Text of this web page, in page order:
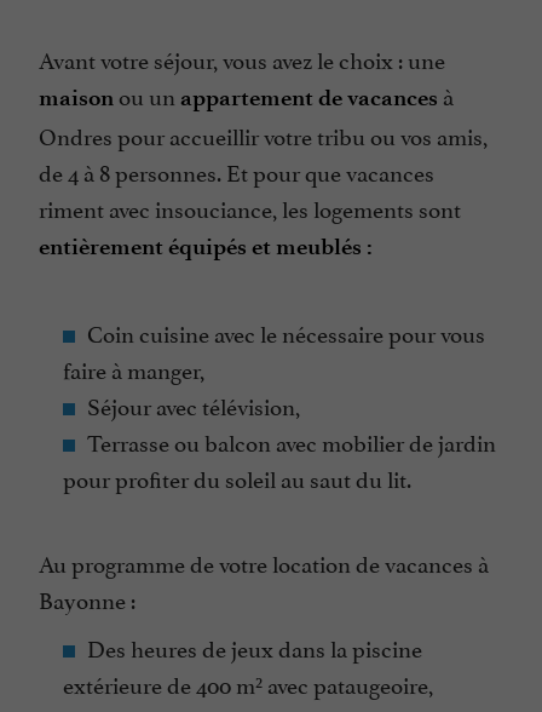
Avant votre séjour, vous avez le choix : une
maison ou un appartement de vacances à
Ondres pour accueillir votre tribu ou vos amis,
de 4 à 8 personnes. Et pour que vacances
riment avec insouciance, les logements sont
entièrement équipés et meublés :
Coin cuisine avec le nécessaire pour vous
faire à manger,
Séjour avec télévision,
Terrasse ou balcon avec mobilier de jardin
pour profiter du soleil au saut du lit.
Au programme de votre location de vacances à
Bayonne :
Des heures de jeux dans la piscine
extérieure de 400 m² avec pataugeoire,